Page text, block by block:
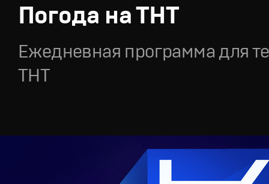
Погода на ТНТ
Ежедневная программа для
ТНТ